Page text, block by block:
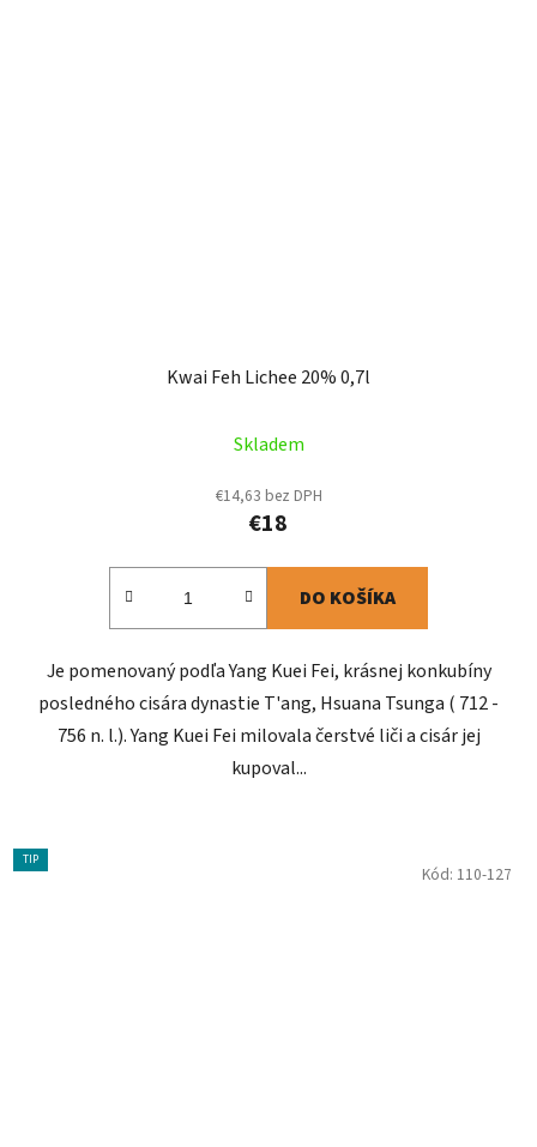
Kwai Feh Lichee 20% 0,7l
Skladem
€14,63 bez DPH
€18
DO KOŠÍKA
Je pomenovaný podľa Yang Kuei Fei, krásnej konkubíny
posledného cisára dynastie T'ang, Hsuana Tsunga ( 712 -
756 n. l.). Yang Kuei Fei milovala čerstvé liči a cisár jej
kupoval...
TIP
Kód: 110-127